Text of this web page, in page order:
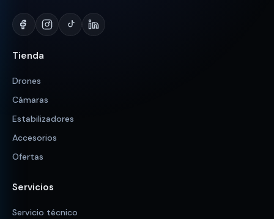
Tienda
Drones
Cámaras
Estabilizadores
Accesorios
Ofertas
Servicios
Servicio técnico